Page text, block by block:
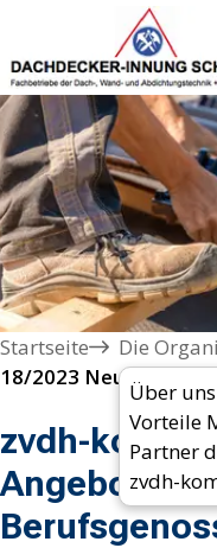
Startseite
Die
Über uns
Vorteile
Partner
zvdh-
zvdh-
Angebote